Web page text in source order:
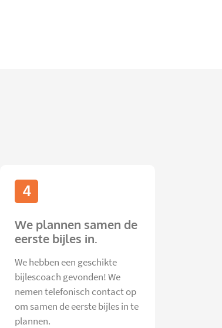
4
We plannen samen de
eerste bijles in.
We hebben een geschikte
bijlescoach gevonden! We
nemen telefonisch contact op
om samen de eerste bijles in te
plannen.